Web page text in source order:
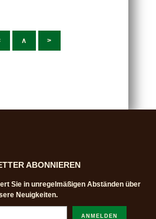
∧ >
ABONNIEREN
Sie in unregelmäßigen Abständen über
Neuigkeiten.
ANMELDEN